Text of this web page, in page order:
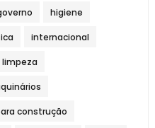
higiene
internacional
limpeza
construção